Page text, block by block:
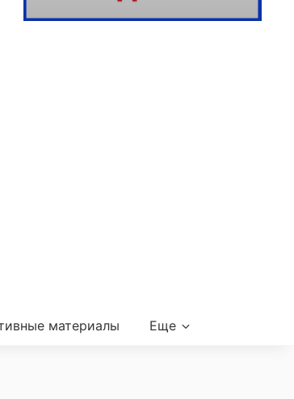
материалы Еще